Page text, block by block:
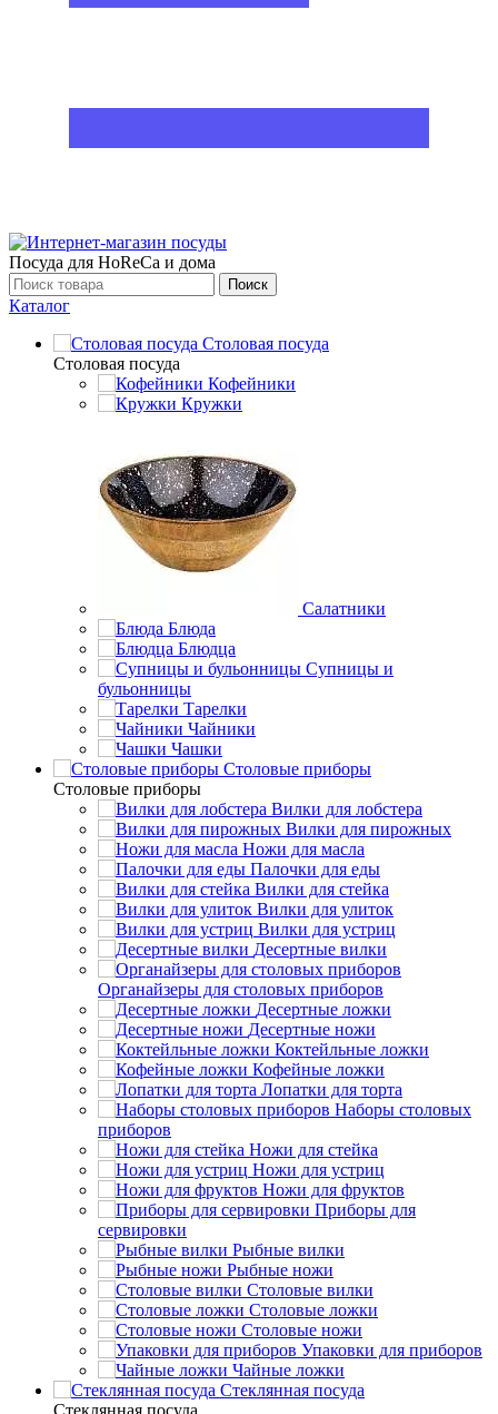
Посуда для HoReCa и дома
Поиск
Каталог
Столовая посуда
Столовая посуда
Кофейники
Кружки
Салатники
Блюда
Блюдца
Супницы и
бульонницы
Тарелки
Чайники
Чашки
Cтоловые приборы
Cтоловые приборы
Вилки для лобстера
Вилки для пирожных
Ножи для масла
Палочки для еды
Вилки для стейка
Вилки для улиток
Вилки для устриц
Десертные вилки
Органайзеры для столовых приборов
Десертные ложки
Десертные ножи
Коктейльные ложки
Кофейные ложки
Лопатки для торта
Наборы столовых
приборов
Ножи для стейка
Ножи для устриц
Ножи для фруктов
Приборы для
сервировки
Рыбные вилки
Рыбные ножи
Столовые вилки
Столовые ложки
Столовые ножи
Упаковки для приборов
Чайные ложки
Стеклянная посуда
Стеклянная посуда